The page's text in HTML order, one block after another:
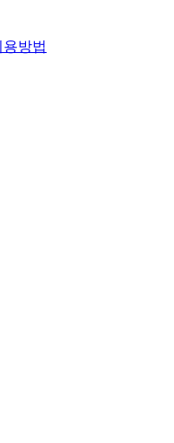
방법